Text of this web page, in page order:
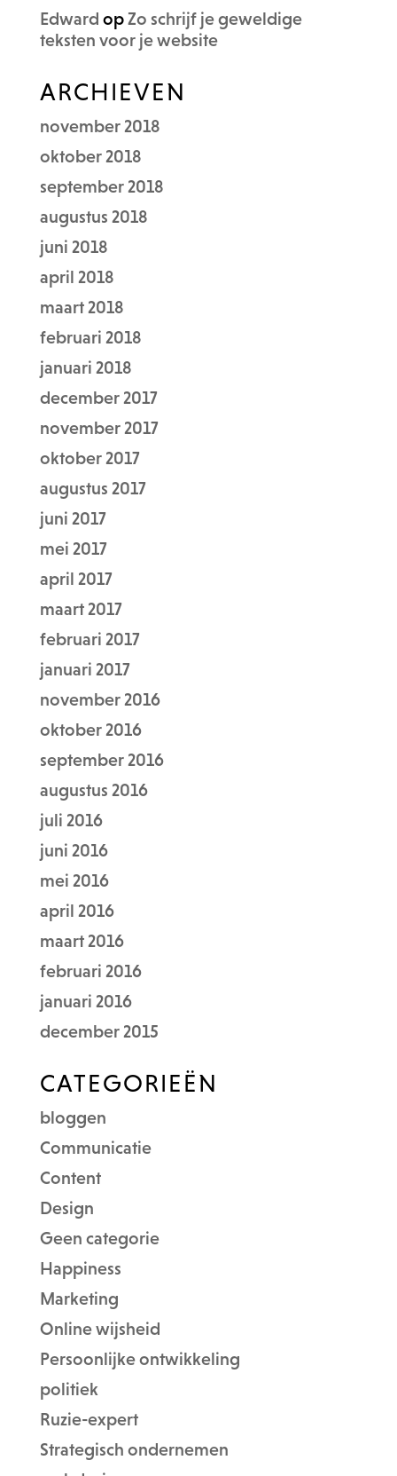
Edward opZo schrijf je geweldige
teksten voor je website
ARCHIEVEN
november 2018
oktober 2018
september 2018
augustus 2018
juni 2018
april 2018
maart 2018
februari 2018
januari 2018
december 2017
november 2017
oktober 2017
augustus 2017
juni 2017
mei 2017
april 2017
maart 2017
februari 2017
januari 2017
november 2016
oktober 2016
september 2016
augustus 2016
juli 2016
juni 2016
mei 2016
april 2016
maart 2016
februari 2016
januari 2016
december 2015
CATEGORIEËN
bloggen
Communicatie
Content
Design
Geen categorie
Happiness
Marketing
Online wijsheid
Persoonlijke ontwikkeling
politiek
Ruzie-expert
Strategisch ondernemen